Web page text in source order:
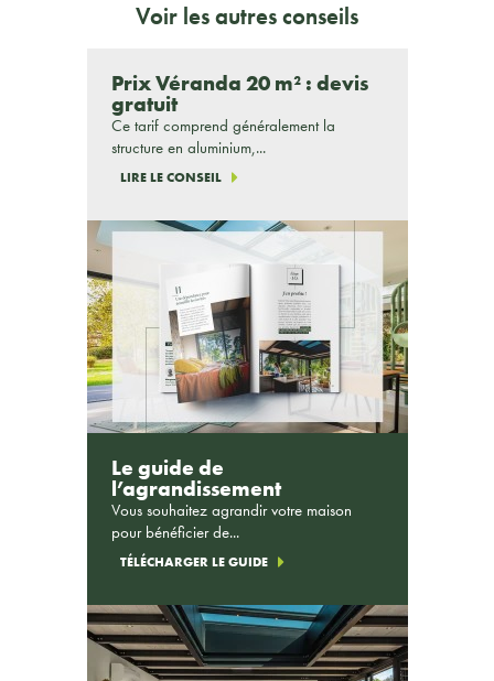
Voir les autres conseils
Prix Véranda 20 m² : devis
gratuit
Ce tarif comprend généralement la
structure en aluminium,...
LIRE LE CONSEIL
Le guide de
l’agrandissement
Vous souhaitez agrandir votre maison
pour bénéficier de...
TÉLÉCHARGER LE GUIDE